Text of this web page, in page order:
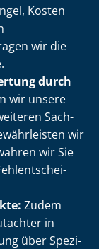
Kosten
wir die
durch
wir unsere
Sach­
wir
wir Sie
Zudem
in
über Spe­zi­